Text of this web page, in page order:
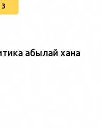
3
абылай хана